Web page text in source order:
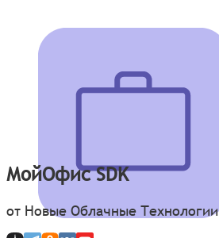
МойОфис SDK
от Новые Облачные Технологии